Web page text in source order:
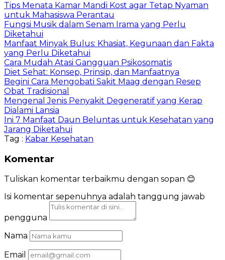
Tips Menata Kamar Mandi Kost agar Tetap Nyaman
untuk Mahasiswa Perantau
Fungsi Musik dalam Senam Irama yang Perlu
Diketahui
Manfaat Minyak Bulus: Khasiat, Kegunaan dan Fakta
yang Perlu Diketahui
Cara Mudah Atasi Gangguan Psikosomatis
Diet Sehat: Konsep, Prinsip, dan Manfaatnya
Begini Cara Mengobati Sakit Maag dengan Resep
Obat Tradisional
Mengenal Jenis Penyakit Degeneratif yang Kerap
Dialami Lansia
Ini 7 Manfaat Daun Beluntas untuk Kesehatan yang
Jarang Diketahui
Tag : Kabar Kesehatan
Komentar
Tuliskan komentar terbaikmu dengan sopan 😊
Isi komentar sepenuhnya adalah tanggung jawab
pengguna
Nama
Email